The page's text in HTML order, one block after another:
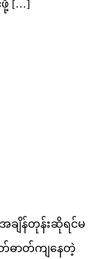
ဖို့ […]
ျိန်တုန်းဆိုရင်မ
တ်ဓာတ်ကျနေတဲ့